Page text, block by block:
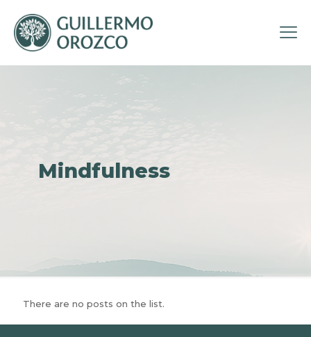
Mindfulness
There are no posts on the list.